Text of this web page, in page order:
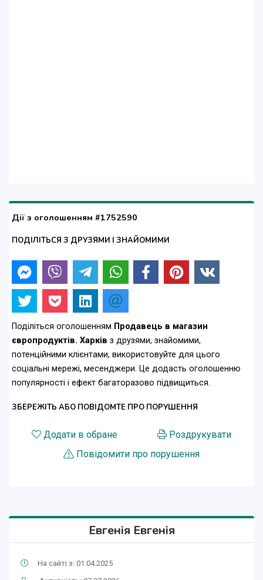
Дії з оголошенням #1752590
ПОДІЛІТЬСЯ З ДРУЗЯМИ І ЗНАЙОМИМИ
Поділіться оголошенням Продавець в магазин
європродуктiв. Харкiв з друзями, знайомими,
потенційними клієнтами, використовуйте для цього
соціальні мережі, месенджери. Це додасть оголошенню
популярності і ефект багаторазово підвищиться.
ЗБЕРЕЖІТЬ АБО ПОВІДОМТЕ ПРО ПОРУШЕННЯ
Додати в обране
Роздрукувати
Повідомити про порушення
Евгенія Евгенія
На сайті з: 01.04.2025